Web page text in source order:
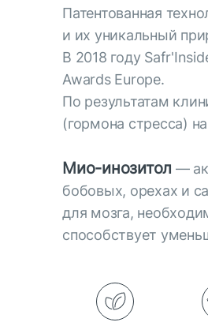
Патентованная
и их уникальный
В 2018 году
Awards Europe.
По результатам
(гормона стресса)
Мио-инозитол —
бобовых, орехах и
для мозга,
способствует